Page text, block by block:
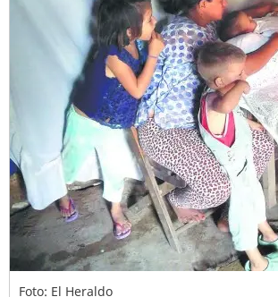
Foto: El Heraldo